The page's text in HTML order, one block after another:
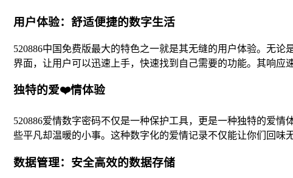
用户体验：舒适便捷的数字生活
520886中国免费版最大的特色之一就是其无缝的用户体验。无
界面，让用户可以迅速上手，快速找到自己需要的功能。其响应
独特的爱❤️情体验
520886爱情数字密码不仅是一种保护工具，更是一种独特的爱
些平凡却温暖的小事。这种数字化的爱情记录不仅能让你们回味
数据管理：安全高效的数据存储